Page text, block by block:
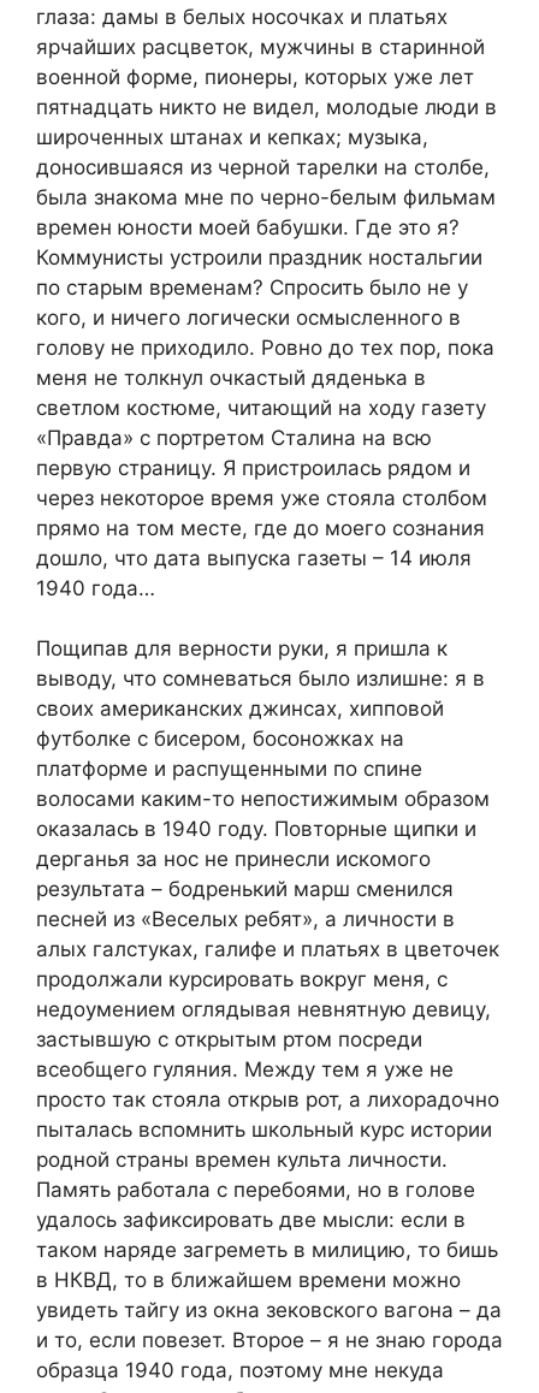
глаза: дамы в белых носочках и платьях
ярчайших расцветок, мужчины в старинной
военной форме, пионеры, которых уже лет
пятнадцать никто не видел, молодые люди в
широченных штанах и кепках; музыка,
доносившаяся из черной тарелки на столбе,
была знакома мне по черно-белым фильмам
времен юности моей бабушки. Где это я?
Коммунисты устроили праздник ностальгии
по старым временам? Спросить было не у
кого, и ничего логически осмысленного в
голову не приходило. Ровно до тех пор, пока
меня не толкнул очкастый дяденька в
светлом костюме, читающий на ходу газету
«Правда» с портретом Сталина на всю
первую страницу. Я пристроилась рядом и
через некоторое время уже стояла столбом
прямо на том месте, где до моего сознания
дошло, что дата выпуска газеты – 14 июля
1940 года…
Пощипав для верности руки, я пришла к
выводу, что сомневаться было излишне: я в
своих американских джинсах, хипповой
футболке с бисером, босоножках на
платформе и распущенными по спине
волосами каким-то непостижимым образом
оказалась в 1940 году. Повторные щипки и
дерганья за нос не принесли искомого
результата – бодренький марш сменился
песней из «Веселых ребят», а личности в
алых галстуках, галифе и платьях в цветочек
продолжали курсировать вокруг меня, с
недоумением оглядывая невнятную девицу,
застывшую с открытым ртом посреди
всеобщего гуляния. Между тем я уже не
просто так стояла открыв рот, а лихорадочно
пыталась вспомнить школьный курс истории
родной страны времен культа личности.
Память работала с перебоями, но в голове
удалось зафиксировать две мысли: если в
таком наряде загреметь в милицию, то бишь
в НКВД, то в ближайшем времени можно
увидеть тайгу из окна зековского вагона – да
и то, если повезет. Второе – я не знаю города
образца 1940 года, поэтому мне некуда